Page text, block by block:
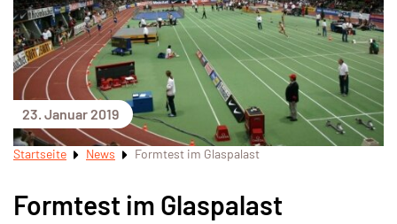
23. Januar 2019
Startseite News Formtest im Glaspalast
Formtest im Glaspalast